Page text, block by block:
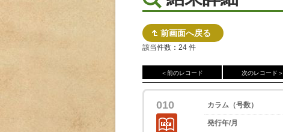
前画面へ戻る
該当件数：24 件
＜前のレコード 次のレコード＞
010 カラム（号数）
発行年/月